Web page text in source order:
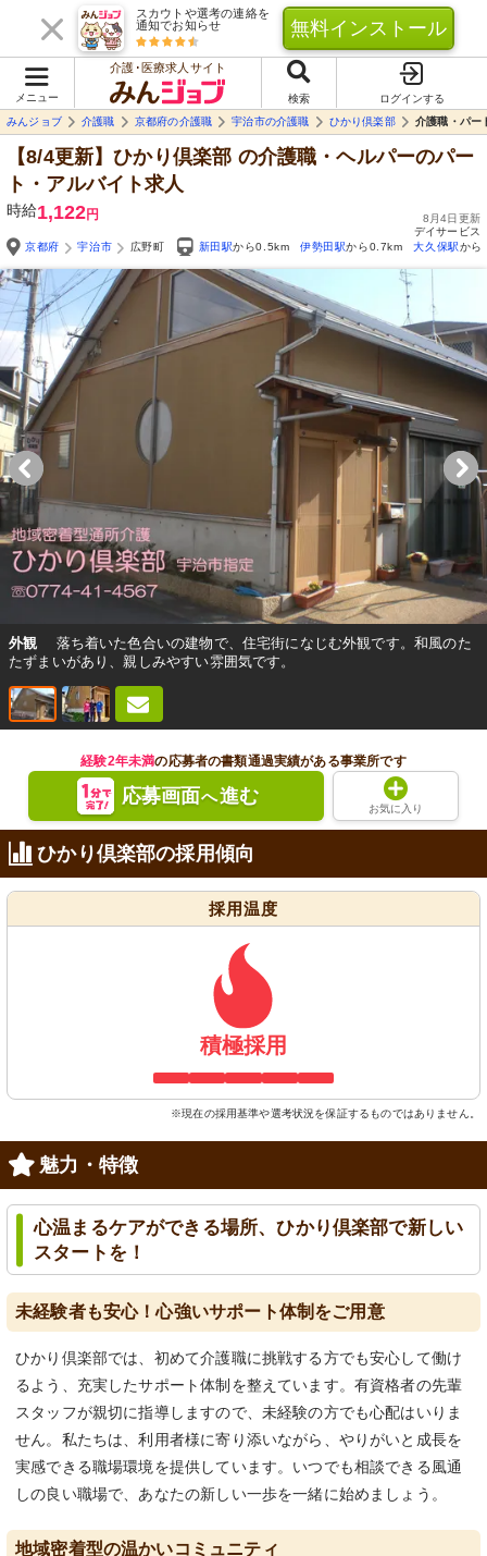
スカウトや選考の連絡を
通知でお知らせ
無料インストール
メニュー
介護･医療求人サイト
検索
ログインする
みんジョブ
介護職 京都府の介護職 宇治市の介護職 ひかり倶楽部 介護職・パー
【8/4更新】ひかり倶楽部 の介護職・ヘルパーのパー
ト・アルバイト求人
時給1,122円
8月4日更新
デイサービス
京都府
宇治市 広野町 新田駅から0.5km 伊勢田駅から0.7km 大久保駅から
外観
落ち着いた色合いの建物で、住宅街になじむ外観です。和風のた
たずまいがあり、親しみやすい雰囲気です。
経験2年未満の応募者の書類通過実績がある事業所です
応募画面へ進む
お気に入り
ひかり倶楽部の採用傾向
採用温度
積極採用
※現在の採用基準や選考状況を保証するものではありません。
魅力・特徴
心温まるケアができる場所、ひかり倶楽部で新しい
スタートを！
未経験者も安心！心強いサポート体制をご用意
ひかり倶楽部では、初めて介護職に挑戦する方でも安心して働け
るよう、充実したサポート体制を整えています。有資格者の先輩
スタッフが親切に指導しますので、未経験の方でも心配はいりま
せん。私たちは、利用者様に寄り添いながら、やりがいと成長を
実感できる職場環境を提供しています。いつでも相談できる風通
しの良い職場で、あなたの新しい一歩を一緒に始めましょう。
地域密着型の温かいコミュニティ